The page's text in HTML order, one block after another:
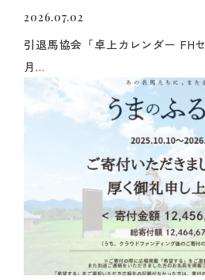
2026.07.02
引退馬協会「卓上カレンダー FH
月...